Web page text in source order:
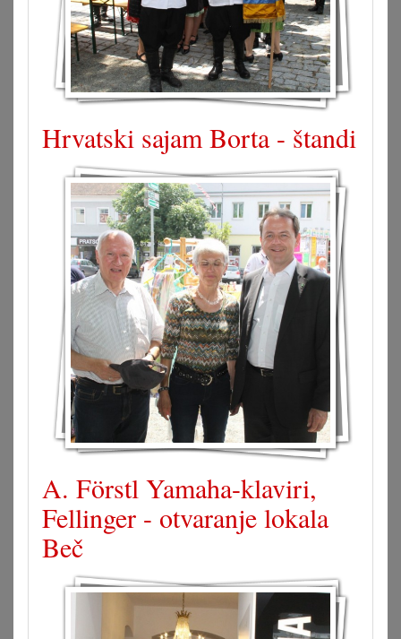
Hrvatski sajam Borta - štandi
A. Förstl Yamaha-klaviri,
Fellinger - otvaranje lokala
Beč